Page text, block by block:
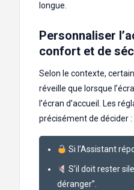
longue.
Personnaliser
confort et de
Selon le contexte,
réveille que lorsque
l’écran d’accueil. Les
précisément de décider :
Si l’Assistant
S’il doit rester
déranger”.